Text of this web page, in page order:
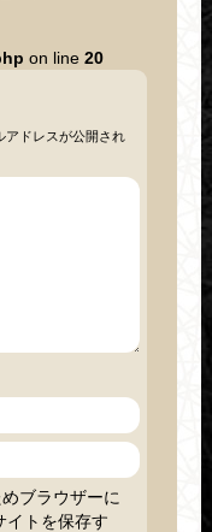
on line 20
アドレスが公開され
ブラウザーに
イトを保存す